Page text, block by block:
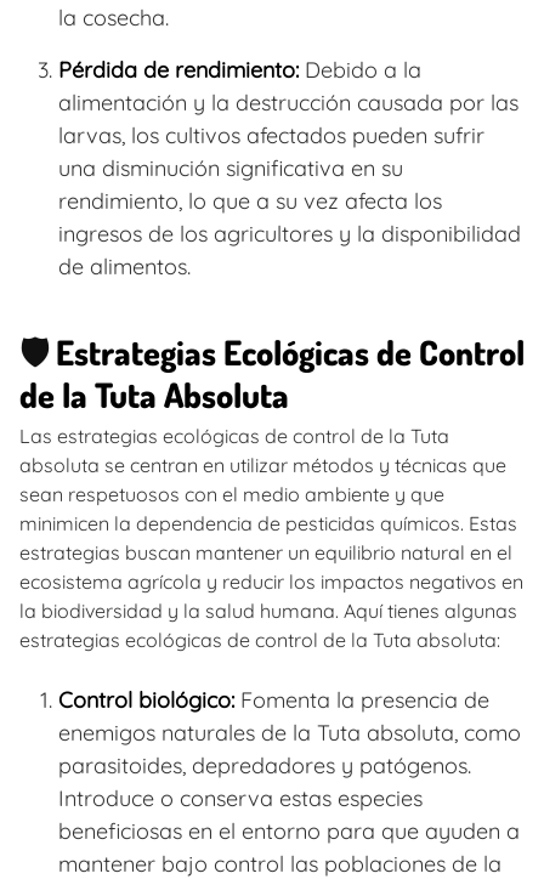
la cosecha.
Pérdida de rendimiento:Debido a la
alimentación y la destrucción causada por las
larvas, los cultivos afectados pueden sufrir
una disminución significativa en su
rendimiento, lo que a su vez afecta los
ingresos de los agricultores y la disponibilidad
de alimentos.
🛡️Estrategias Ecológicas de Control
de la Tuta Absoluta
Las estrategias ecológicas de control de la Tuta
absoluta se centran en utilizar métodos y técnicas que
sean respetuosos con el medio ambiente y que
minimicen la dependencia de pesticidas químicos. Estas
estrategias buscan mantener un equilibrio natural en el
ecosistema agrícola y reducir los impactos negativos en
la biodiversidad y la salud humana. Aquí tienes algunas
estrategias ecológicas de control de la Tuta absoluta:
Control biológico:Fomenta la presencia de
enemigos naturales de la Tuta absoluta, como
parasitoides, depredadores y patógenos.
Introduce o conserva estas especies
beneficiosas en el entorno para que ayuden a
mantener bajo control las poblaciones de la